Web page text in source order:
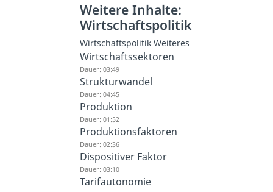
Weitere Inhalte:
Wirtschaftspolitik
Wirtschaftspolitik Weiteres
Wirtschaftssektoren
Dauer: 03:49
Strukturwandel
Dauer: 04:45
Produktion
Dauer: 01:52
Produktionsfaktoren
Dauer: 02:36
Dispositiver Faktor
Dauer: 03:10
Tarifautonomie